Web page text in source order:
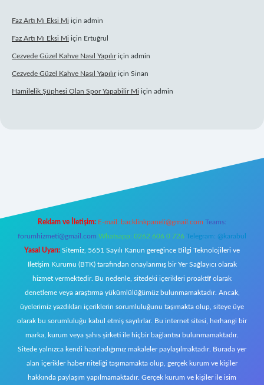
Faz Artı Mı Eksi Mi için admin
Faz Artı Mı Eksi Mi için Ertuğrul
Cezvede Güzel Kahve Nasıl Yapılıriçin admin
Cezvede Güzel Kahve Nasıl Yapılıriçin Sinan
Hamilelik Şüphesi Olan Spor Yapabilir Mi için admin
betexper.xyz
Reklam ve İletişim: E-mail: backlinkpaneli@gmail.com Teams:
forumhizmeti@gmail.com Whatsapp: 0262 606 0 726 Telegram: @karabul
Yasal Uyarı: Sitemiz, 5651 Sayılı Kanun gereğince Bilgi Teknolojileri ve
İletişim Kurumu (BTK) tarafından onaylanmış bir Yer Sağlayıcı olarak
hizmet vermektedir. Bu nedenle, sitedeki içerikleri proaktif olarak
denetleme veya araştırma yükümlülüğümüz bulunmamaktadır. Ancak,
üyelerimiz yazdıkları içeriklerin sorumluluğunu taşımakta olup, siteye üye
olarak bu sorumluluğu kabul etmiş sayılırlar. Bu internet sitesi, herhangi bir
marka, kurum veya şahıs şirketi ile hiçbir bağlantısı bulunmamaktadır.
Sitede yalnızca kendi hazırladığımız makaleler paylaşılmaktadır. Burada yer
alan içerikler haber niteliği taşımamakta olup, gerçek kurum ve kişiler
hakkında paylaşım yapılmamaktadır. Gerçek kurum ve kişiler ile isim